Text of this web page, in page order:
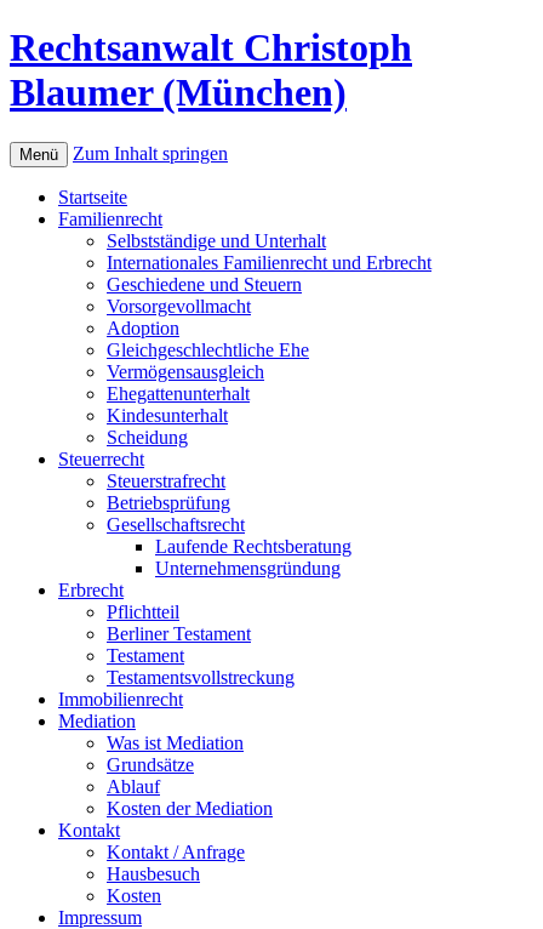
Rechtsanwalt Christoph
Blaumer (München)
Menü Zum Inhalt springen
Startseite
Familienrecht
Selbstständige und Unterhalt
Internationales Familienrecht und Erbrecht
Geschiedene und Steuern
Vorsorgevollmacht
Adoption
Gleichgeschlechtliche Ehe
Vermögensausgleich
Ehegattenunterhalt
Kindesunterhalt
Scheidung
Steuerrecht
Steuerstrafrecht
Betriebsprüfung
Gesellschaftsrecht
Laufende Rechtsberatung
Unternehmensgründung
Erbrecht
Pflichtteil
Berliner Testament
Testament
Testamentsvollstreckung
Immobilienrecht
Mediation
Was ist Mediation
Grundsätze
Ablauf
Kosten der Mediation
Kontakt
Kontakt / Anfrage
Hausbesuch
Kosten
Impressum